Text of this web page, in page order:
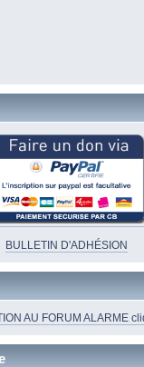
BULLETIN D'ADHÉSION
AU FORUM ALARME